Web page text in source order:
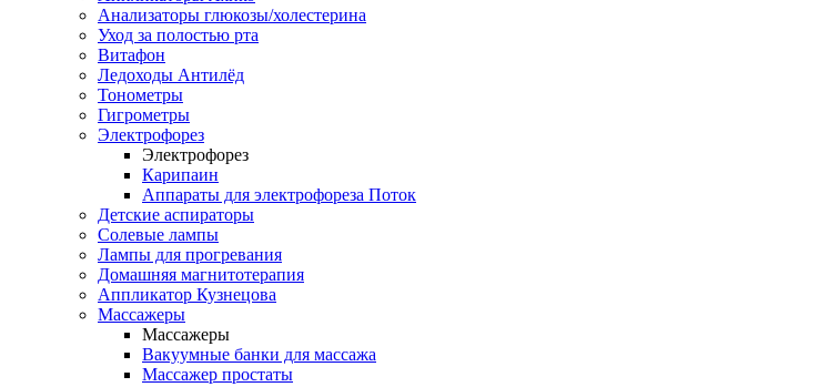
Анализаторы глюкозы/холестерина
Уход за полостью рта
Витафон
Ледоходы Антилёд
Тонометры
Гигрометры
Электрофорез
Электрофорез
Карипаин
Аппараты для электрофореза Поток
Детские аспираторы
Солевые лампы
Лампы для прогревания
Домашняя магнитотерапия
Аппликатор Кузнецова
Массажеры
Массажеры
Вакуумные банки для массажа
Массажер простаты